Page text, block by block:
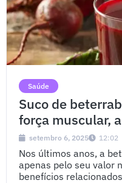
Saúde
Suco de
força muscular,
setembro 6, 2025 12:02
Nos últimos anos, a
apenas pelo seu valor
benefícios